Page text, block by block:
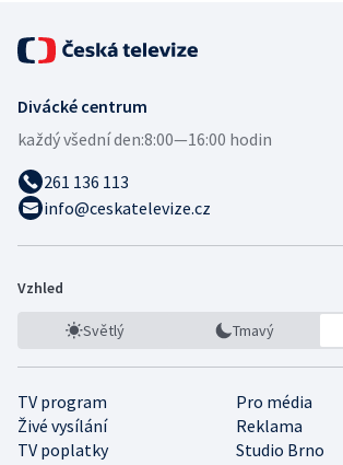
Divácké centrum
každý všední den:8:00—16:00 hodin
261 136 113
info@ceskatelevize.cz
Vzhled
Světlý Tmavý
TV program
Pro média
Živé vysílání
Reklama
TV poplatky
Studio Brno